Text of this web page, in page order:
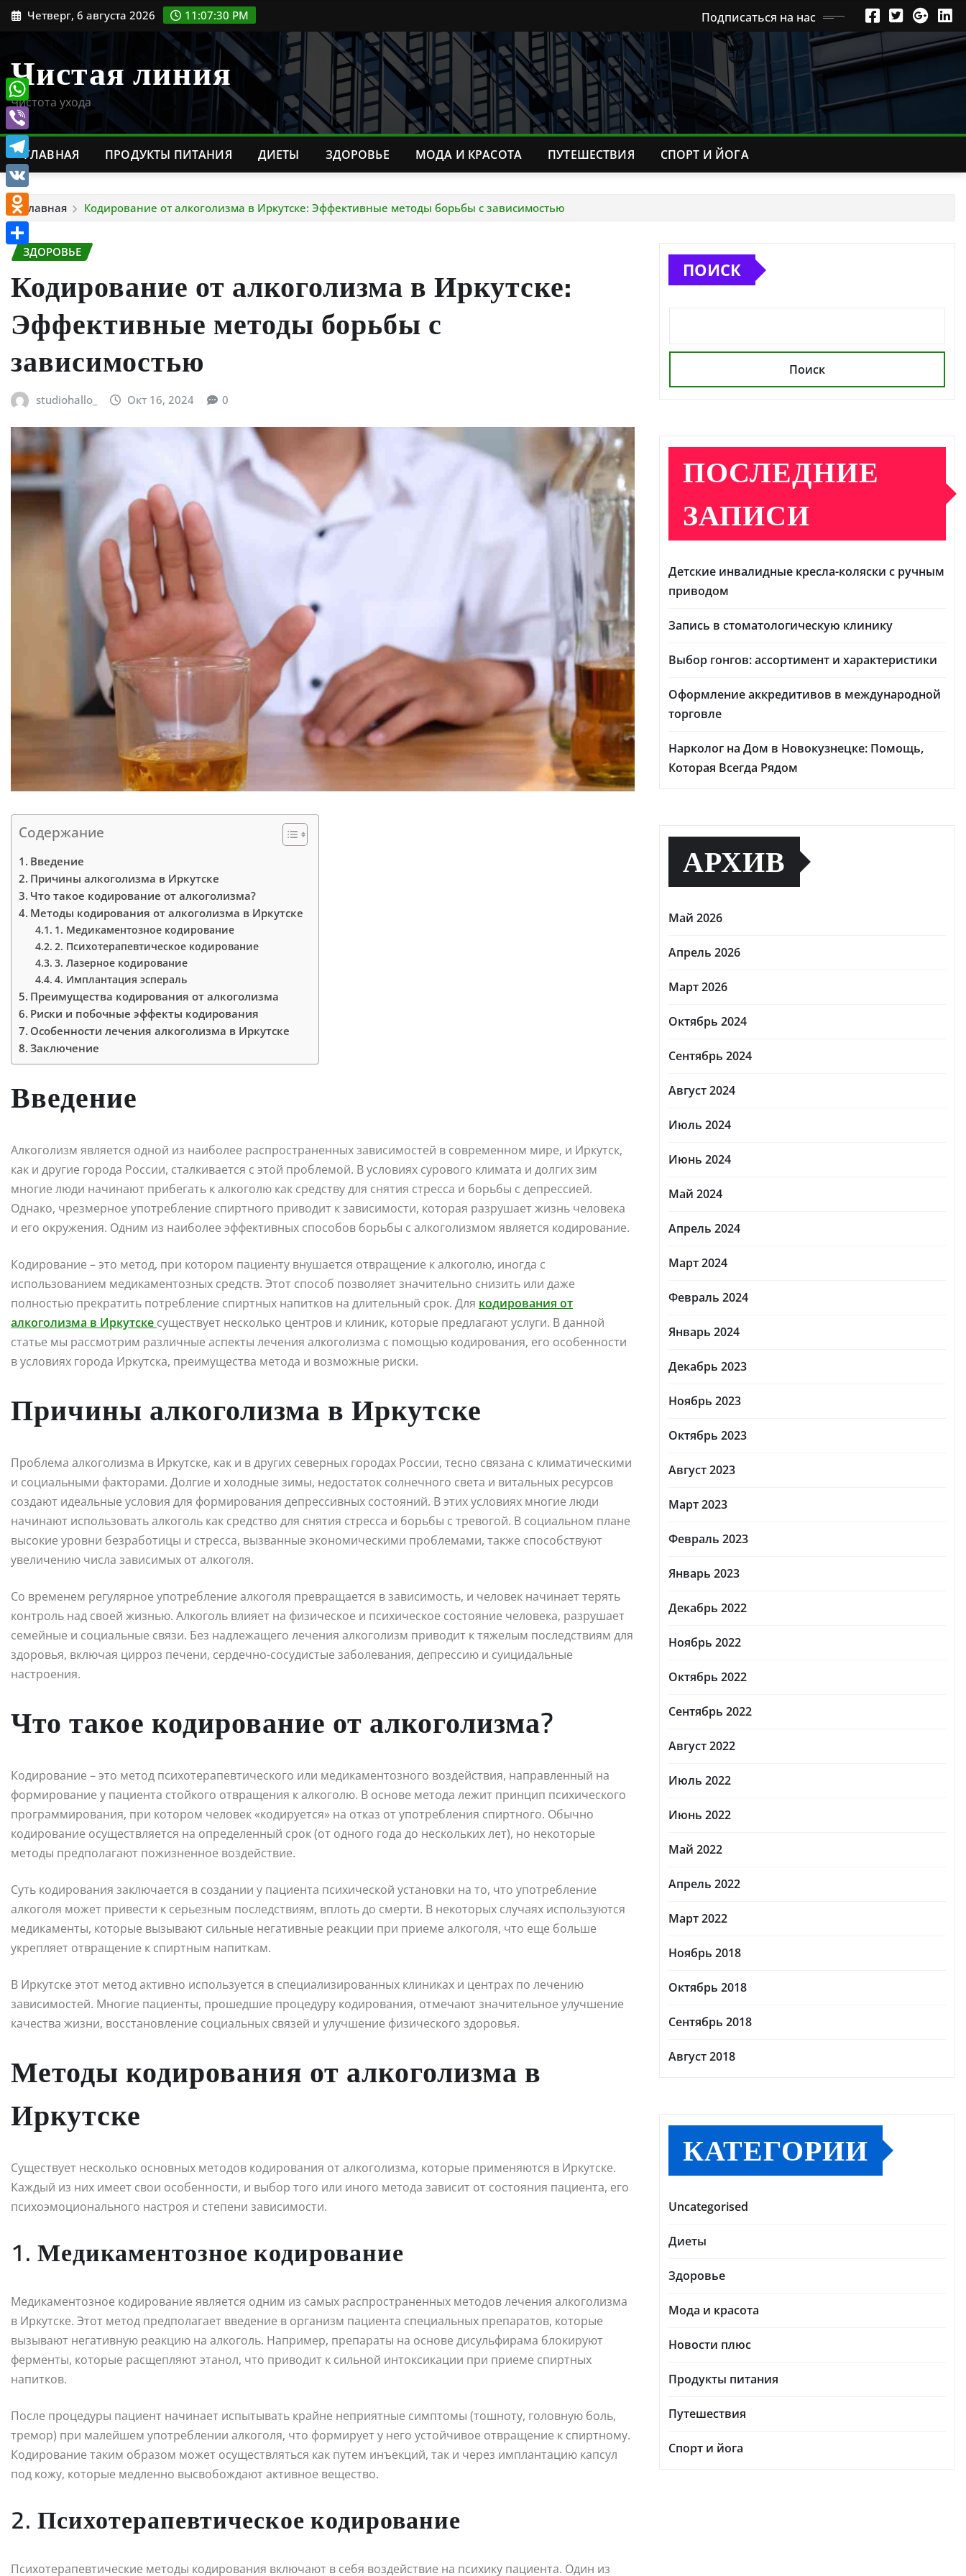
ПерейтиЧетверг, 6 августа 2026 11:07:31 PM Подписаться на нас
Чистая линия
Чистота ухода
ГЛАВНАЯ ПРОДУКТЫ ПИТАНИЯ ДИЕТЫ ЗДОРОВЬЕ МОДА И КРАСОТА ПУТЕШЕСТВИЯ СПОРТ И ЙОГА
Главная Кодирование от алкоголизма в Иркутске: Эффективные методы борьбы с зависимостью
ЗДОРОВЬЕ
Кодирование от алкоголизма в Иркутске:
Эффективные методы борьбы с
зависимостью
studiohallo_ Окт 16, 2024 0
Содержание
Введение
Причины алкоголизма в Иркутске
Что такое кодирование от алкоголизма?
Методы кодирования от алкоголизма в Иркутске
1. Медикаментозное кодирование
2. Психотерапевтическое кодирование
3. Лазерное кодирование
4. Имплантация эспераль
Преимущества кодирования от алкоголизма
Риски и побочные эффекты кодирования
Особенности лечения алкоголизма в Иркутске
Заключение
Введение
Алкоголизм является одной из наиболее распространенных зависимостей в современном мире, и Иркутск,
как и другие города России, сталкивается с этой проблемой. В условиях сурового климата и долгих зим
многие люди начинают прибегать к алкоголю как средству для снятия стресса и борьбы с депрессией.
Однако, чрезмерное употребление спиртного приводит к зависимости, которая разрушает жизнь человека
и его окружения. Одним из наиболее эффективных способов борьбы с алкоголизмом является кодирование.
Кодирование – это метод, при котором пациенту внушается отвращение к алкоголю, иногда с
использованием медикаментозных средств. Этот способ позволяет значительно снизить или даже
полностью прекратить потребление спиртных напитков на длительный срок. Для кодирования от
алкоголизма в Иркутске существует несколько центров и клиник, которые предлагают услуги. В данной
статье мы рассмотрим различные аспекты лечения алкоголизма с помощью кодирования, его особенности
в условиях города Иркутска, преимущества метода и возможные риски.
Причины алкоголизма в Иркутске
Проблема алкоголизма в Иркутске, как и в других северных городах России, тесно связана с климатическими
и социальными факторами. Долгие и холодные зимы, недостаток солнечного света и витальных ресурсов
создают идеальные условия для формирования депрессивных состояний. В этих условиях многие люди
начинают использовать алкоголь как средство для снятия стресса и борьбы с тревогой. В социальном плане
высокие уровни безработицы и стресса, вызванные экономическими проблемами, также способствуют
увеличению числа зависимых от алкоголя.
Со временем регулярное употребление алкоголя превращается в зависимость, и человек начинает терять
контроль над своей жизнью. Алкоголь влияет на физическое и психическое состояние человека, разрушает
семейные и социальные связи. Без надлежащего лечения алкоголизм приводит к тяжелым последствиям для
здоровья, включая цирроз печени, сердечно-сосудистые заболевания, депрессию и суицидальные
настроения.
Что такое кодирование от алкоголизма?
Кодирование – это метод психотерапевтического или медикаментозного воздействия, направленный на
формирование у пациента стойкого отвращения к алкоголю. В основе метода лежит принцип психического
программирования, при котором человек «кодируется» на отказ от употребления спиртного. Обычно
кодирование осуществляется на определенный срок (от одного года до нескольких лет), но некоторые
методы предполагают пожизненное воздействие.
Суть кодирования заключается в создании у пациента психической установки на то, что употребление
алкоголя может привести к серьезным последствиям, вплоть до смерти. В некоторых случаях используются
медикаменты, которые вызывают сильные негативные реакции при приеме алкоголя, что еще больше
укрепляет отвращение к спиртным напиткам.
В Иркутске этот метод активно используется в специализированных клиниках и центрах по лечению
зависимостей. Многие пациенты, прошедшие процедуру кодирования, отмечают значительное улучшение
качества жизни, восстановление социальных связей и улучшение физического здоровья.
Методы кодирования от алкоголизма в
Иркутске
Существует несколько основных методов кодирования от алкоголизма, которые применяются в Иркутске.
Каждый из них имеет свои особенности, и выбор того или иного метода зависит от состояния пациента, его
психоэмоционального настроя и степени зависимости.
1. Медикаментозное кодирование
Медикаментозное кодирование является одним из самых распространенных методов лечения алкоголизма
в Иркутске. Этот метод предполагает введение в организм пациента специальных препаратов, которые
вызывают негативную реакцию на алкоголь. Например, препараты на основе дисульфирама блокируют
ферменты, которые расщепляют этанол, что приводит к сильной интоксикации при приеме спиртных
напитков.
После процедуры пациент начинает испытывать крайне неприятные симптомы (тошноту, головную боль,
тремор) при малейшем употреблении алкоголя, что формирует у него устойчивое отвращение к спиртному.
Кодирование таким образом может осуществляться как путем инъекций, так и через имплантацию капсул
под кожу, которые медленно высвобождают активное вещество.
2. Психотерапевтическое кодирование
Психотерапевтические методы кодирования включают в себя воздействие на психику пациента. Один из
ПОИСК
Поиск
ПОСЛЕДНИЕ
ЗАПИСИ
Детские инвалидные кресла-коляски с ручным
приводом
Запись в стоматологическую клинику
Выбор гонгов: ассортимент и характеристики
Оформление аккредитивов в международной
торговле
Нарколог на Дом в Новокузнецке: Помощь,
Которая Всегда Рядом
АРХИВ
Май 2026
Апрель 2026
Март 2026
Октябрь 2024
Сентябрь 2024
Август 2024
Июль 2024
Июнь 2024
Май 2024
Апрель 2024
Март 2024
Февраль 2024
Январь 2024
Декабрь 2023
Ноябрь 2023
Октябрь 2023
Август 2023
Март 2023
Февраль 2023
Январь 2023
Декабрь 2022
Ноябрь 2022
Октябрь 2022
Сентябрь 2022
Август 2022
Июль 2022
Июнь 2022
Май 2022
Апрель 2022
Март 2022
Ноябрь 2018
Октябрь 2018
Сентябрь 2018
Август 2018
КАТЕГОРИИ
Uncategorised
Диеты
Здоровье
Мода и красота
Новости плюс
Продукты питания
Путешествия
Спорт и йога
WhatsApp
Viber
Telegram
VK
Odnoklassniki
Отправить